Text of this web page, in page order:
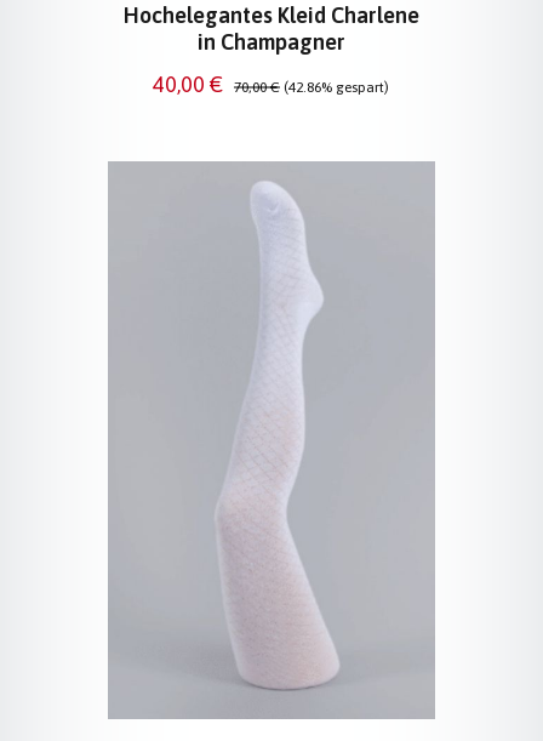
Hochelegantes Kleid Charlene
in Champagner
Verkaufspreis:
40,00 € Regulärer Preis:
70,00 € (42.86% gespart)